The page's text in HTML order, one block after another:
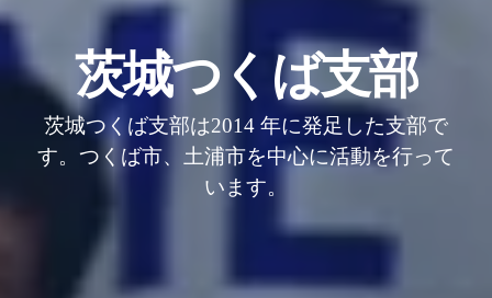
茨城つくば支部
茨城つくば支部は2014 年に発足した支部で
す。つくば市、土浦市を中心に活動を行って
います。